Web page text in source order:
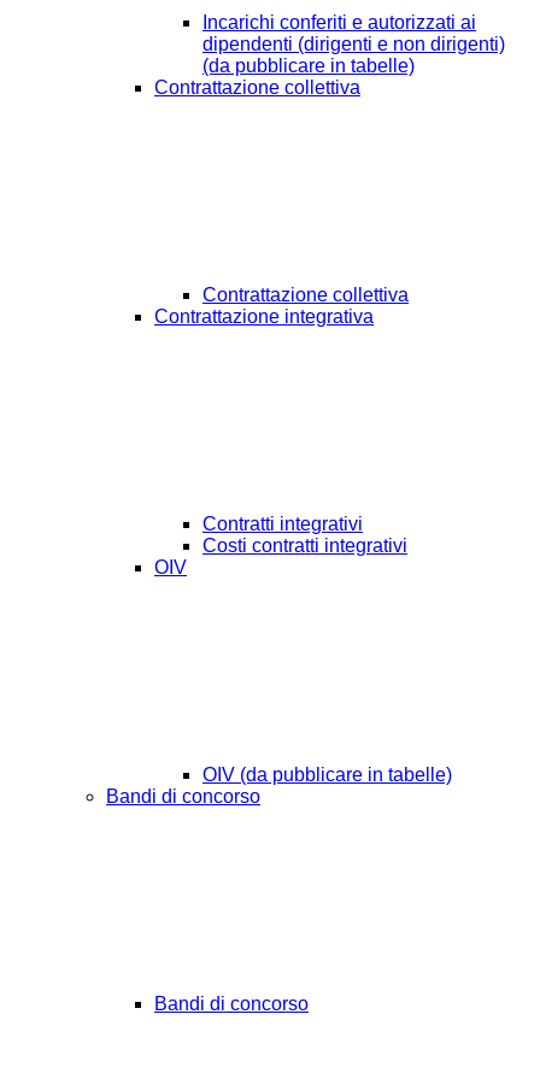
Incarichi conferiti e autorizzati ai
dipendenti (dirigenti e non dirigenti)
(da pubblicare in tabelle)
Contrattazione collettiva
Contrattazione collettiva
Contrattazione integrativa
Contratti integrativi
Costi contratti integrativi
OIV
OIV (da pubblicare in tabelle)
Bandi di concorso
Bandi di concorso